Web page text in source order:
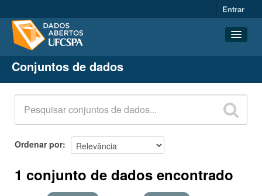
Entrar
Conjuntos de dados
Organizações
Grupos
Sobre
Conjuntos de dados
Ordenar por
1 conjunto de dados encontrado